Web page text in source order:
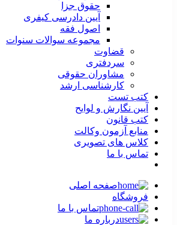
حقوق جزا
آیین دادرسی کیفری
اصول فقه
مجموعه سوالات سنوات
قضاوت
سردفتری
مشاوران حقوقی
کارشناسی ارشد
کتب تست
آیین نگارش و لوایح
کتب قانون
منابع آزمون وکالت
کلاس های تصویری
تماس با ما
صفحه اصلی
فروشگاه
تماس با ما
درباره ما